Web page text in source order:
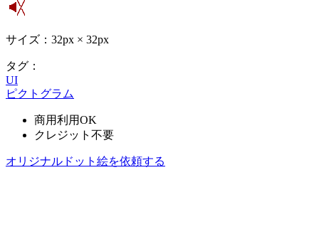
サイズ：32px × 32px
タグ：
UI
ピクトグラム
商用利用OK
クレジット不要
オリジナルドット絵を依頼する